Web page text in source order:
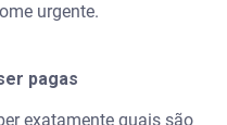
urgente.
pagas
exatamente quais são